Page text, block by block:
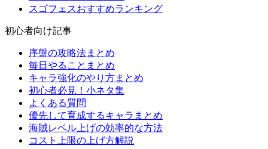
スゴフェスおすすめランキング
初心者向け記事
序盤の攻略法まとめ
毎日やることまとめ
キャラ強化のやり方まとめ
初心者必見！小ネタ集
よくある質問
優先して育成するキャラまとめ
海賊レベル上げの効率的な方法
コスト上限の上げ方解説